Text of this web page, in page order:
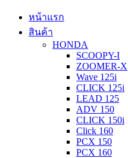
หน้าแรก
สินค้า
HONDA
SCOOPY-I
ZOOMER-X
Wave 125i
CLICK 125i
LEAD 125
ADV 150
CLICK 150i
Click 160
PCX 150
PCX 160